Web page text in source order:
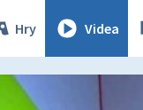
Hry Videa